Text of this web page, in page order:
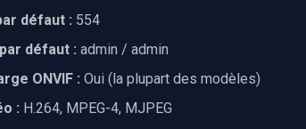
défaut : 554
défaut : admin / admin
ONVIF : Oui (la plupart des modèles)
: H.264, MPEG-4, MJPEG